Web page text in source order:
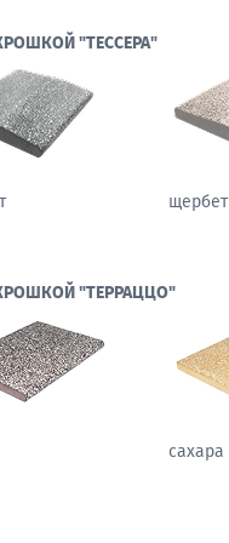
"ТЕССЕРА"
щербет
"ТЕРРАЦЦО"
сахара